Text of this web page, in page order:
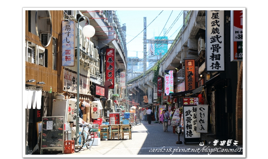
遊
淺
草
寺，
淺
草
寺
求
籤、
尋
找
白
c
e
b
o
o
k
i
t
t
e
r
n
e